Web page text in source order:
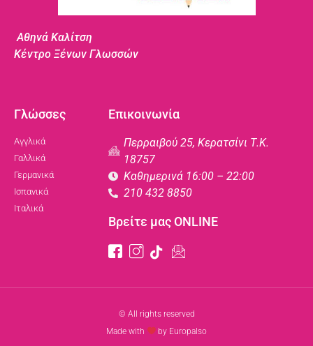
Αθηνά Καλίτση
Κέντρο Ξένων Γλωσσών
Γλώσσες
Αγγλικά
Γαλλικά
Γερμανικά
Ισπανικά
Ιταλικά
Επικοινωνία
Περραιβού 25, Κερατσίνι Τ.Κ.
18757
Καθημερινά 16:00 – 22:00
210 432 8850
Βρείτε μας ONLINE
© All rights reserved
Made with
by Europalso